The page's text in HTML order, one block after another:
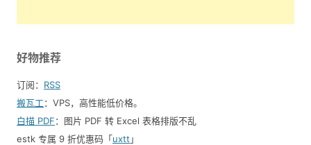
好物推荐
订阅： RSS
搬瓦工：VPS，高性能低价格。️
白描 PDF：图片 PDF 转 Excel 表格排版不乱
estk 专属 9 折优惠码「uxtt 」